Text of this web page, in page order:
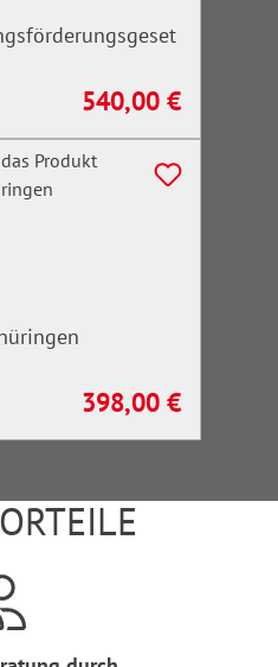
Regulärer Preis:
540,00 €
Regulärer Preis:
398,00 €